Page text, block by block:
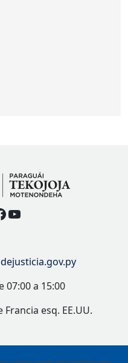
YouTube
07:00 a 15:00
Francia esq. EE.UU.